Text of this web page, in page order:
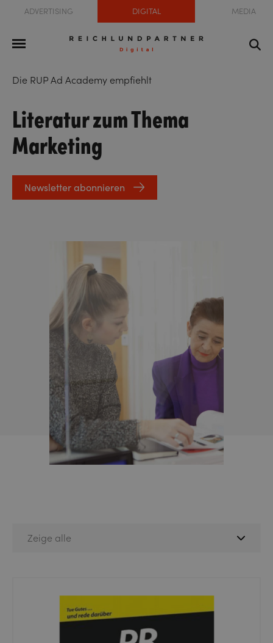
ADVERTISING DIGITAL MEDIA
Die RUP Ad Academy empfiehlt
Literatur zum Thema
Marketing
Newsletter abonnieren
Zeige alle